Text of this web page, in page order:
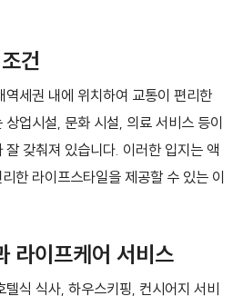
건
역세권 내에 위치하여 교통이 편리한
업시설, 문화 시설, 의료 서비스 등이
갖춰져 있습니다. 이러한 입지는 액
한 라이프스타일을 제공할 수 있는 이
라이프케어 서비스
텔식 식사, 하우스키핑, 컨시어지 서비